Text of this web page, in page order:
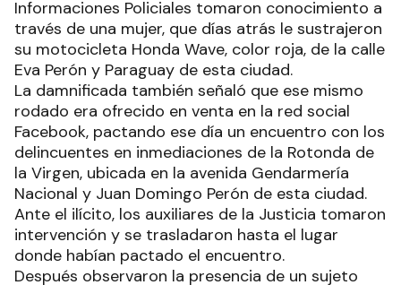
Informaciones Policiales tomaron conocimiento a
través de una mujer, que días atrás le sustrajeron
su motocicleta Honda Wave, color roja, de la calle
Eva Perón y Paraguay de esta ciudad.
La damnificada también señaló que ese mismo
rodado era ofrecido en venta en la red social
Facebook, pactando ese día un encuentro con los
delincuentes en inmediaciones de la Rotonda de
la Virgen, ubicada en la avenida Gendarmería
Nacional y Juan Domingo Perón de esta ciudad.
Ante el ilícito, los auxiliares de la Justicia tomaron
intervención y se trasladaron hasta el lugar
donde habían pactado el encuentro.
Después observaron la presencia de un sujeto